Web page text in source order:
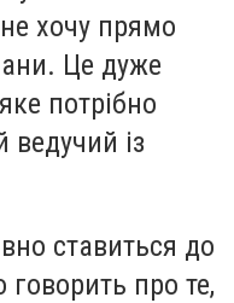
хочу прямо
Це дуже
потрібно
ведучий із
ставиться до
говорить про те,